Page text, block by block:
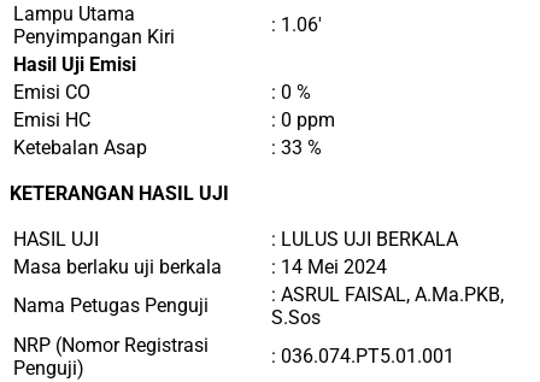
Lampu Utama
Penyimpangan Kiri
: 1.06′
Hasil Uji Emisi
Emisi CO
: 0 %
Emisi HC
: 0 ppm
Ketebalan Asap
: 33 %
KETERANGAN HASIL UJI
HASIL UJI
: LULUS UJI BERKALA
Masa berlaku uji berkala
: 14 Mei 2024
Nama Petugas Penguji
: ASRUL FAISAL, A.Ma.PKB,
S.Sos
NRP (Nomor Registrasi
Penguji)
: 036.074.PT5.01.001